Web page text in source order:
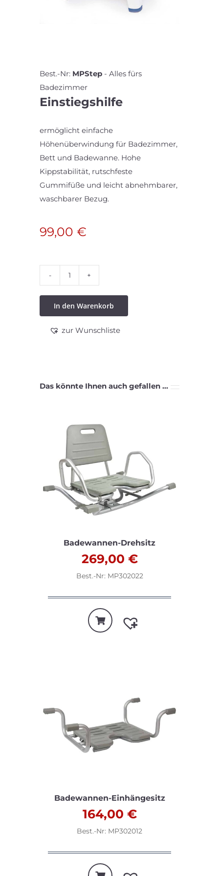
Best.-Nr: MPStep -Alles fürs
Badezimmer
Einstiegshilfe
ermöglicht einfache
Höhenüberwindung für Badezimmer,
Bett und Badewanne. Hohe
Kippstabilität, rutschfeste
Gummifüße und leicht abnehmbarer,
waschbarer Bezug.
99,00€
Menge
In den Warenkorb
zur Wunschliste
Das könnte Ihnen auch gefallen …
Badewannen-Drehsitz
269,00 €
Best.-Nr: MP302022
Badewannen-Einhängesitz
164,00 €
Best.-Nr: MP302012